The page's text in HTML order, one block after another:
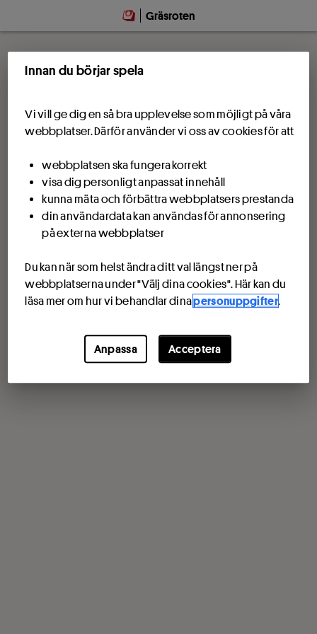
Gräsroten
Innan du börjar spela
Vi vill ge dig en så bra upplevelse som möjligt på våra
webbplatser. Därför använder vi oss av cookies för att
webbplatsen ska fungera korrekt
visa dig personligt anpassat innehåll
kunna mäta och förbättra webbplatsers prestanda
din användardata kan användas för annonsering
på externa webbplatser
Du kan när som helst ändra ditt val längst ner på
webbplatserna under "Välj dina cookies". Här kan du
läsa mer om hur vi behandlar dinapersonuppgifter.
Anpassa Acceptera